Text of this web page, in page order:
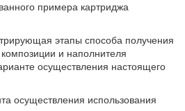
примера картриджа
этапы способа получения
и наполнителя
осуществления настоящего
осуществления использования